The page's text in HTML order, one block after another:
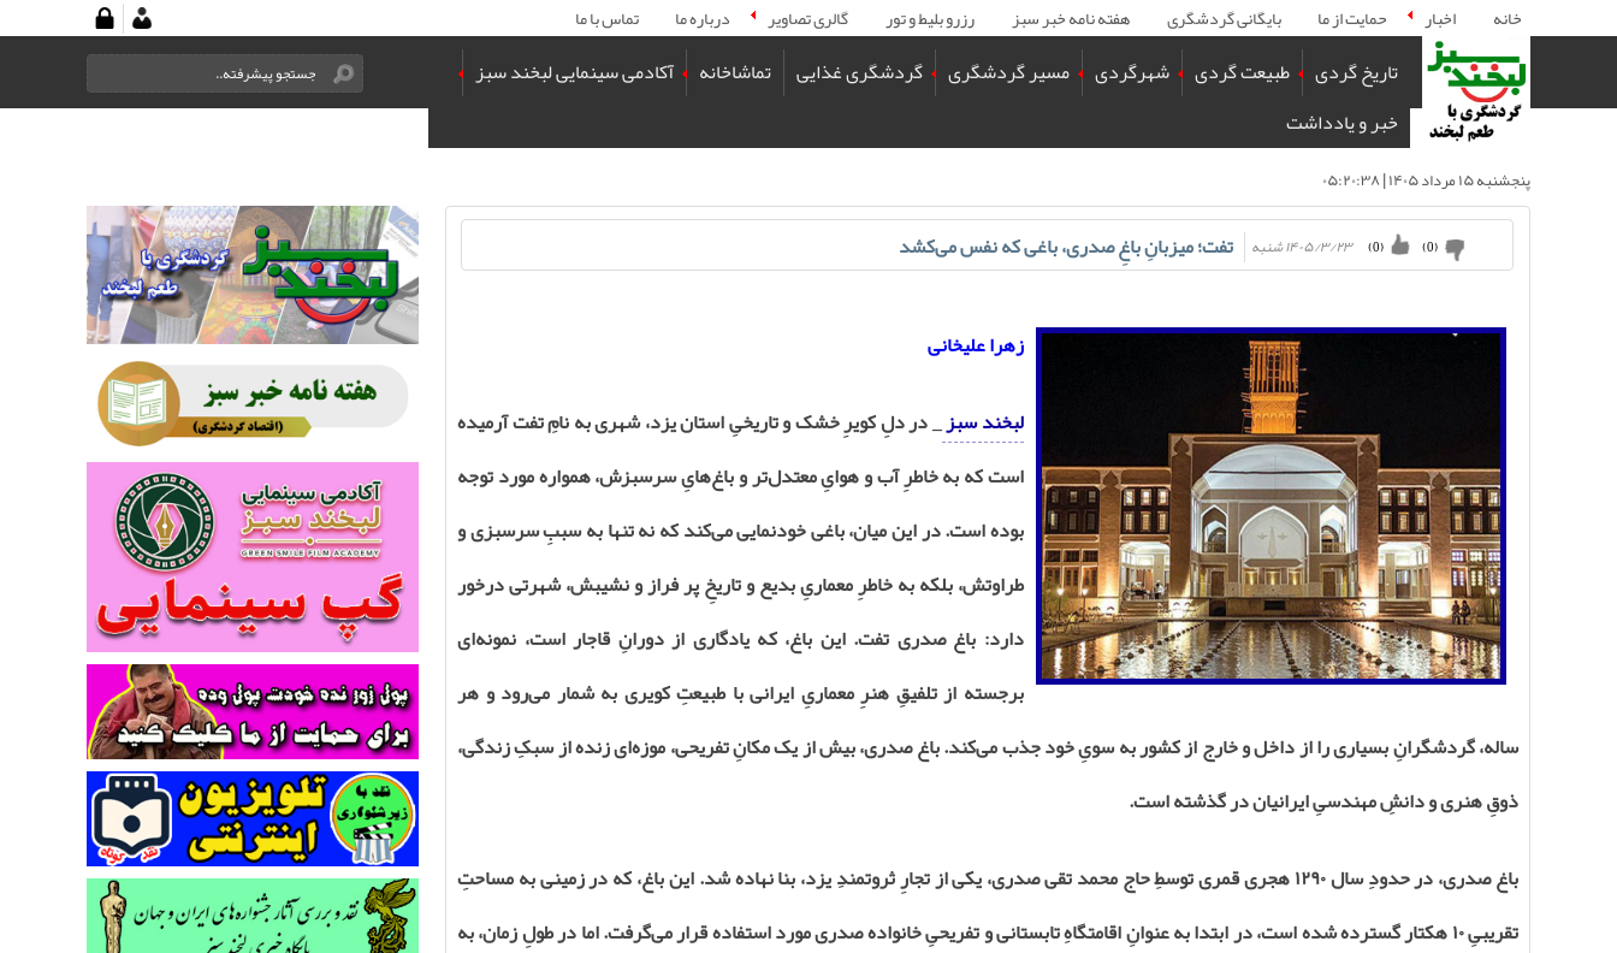
خانه اخبار حمایت از ما بایگانی گردشگری هفته نامه خبر سبز رزرو بلیط و تور گالری تصاویر درباره ما تماس با ما
تاریخ گردی طبیعت گردی شهرگردی مسیر گردشگری گردشگری غذایی تماشاخانه
آکادمی سینمایی لبخند سبز
خبر و یادداشت
پنجشنبه ۱۵ مرداد ۱۴۰۵ | ۰۵:۲۰:۳۸
۱۴۰۵/۳/۲۳ شنبه (
0
) (
0
) تفت؛ میزبانِ باغِ صدری، باغی که نفس می‌کشد
زهرا علیخانی
لبخند سبز_ در دلِ کویرِ خشک و تاریخیِ استان یزد، شهری به نامِ تفت آرمیده
است که به خاطرِ آب و هوایِ معتدل‌تر و باغ‌هایِ سرسبزش، همواره مورد توجه
بوده است. در این میان، باغی خودنمایی می‌کند که نه تنها به سببِ سرسبزی و
طراوتش، بلکه به خاطرِ معماریِ بدیع و تاریخِ پر فراز و نشیبش، شهرتی درخور
دارد: باغ صدری تفت. این باغ، که یادگاری از دورانِ قاجار است، نمونه‌ای
برجسته از تلفیقِ هنرِ معماریِ ایرانی با طبیعتِ کویری به شمار می‌رود و هر
ساله، گردشگرانِ بسیاری را از داخل و خارج از کشور به سویِ خود جذب می‌کند. باغ صدری، بیش از یک مکانِ تفریحی، موزه‌ای زنده از سبکِ زندگی،
ذوقِ هنری و دانشِ مهندسیِ ایرانیان در گذشته است.
باغ صدری، در حدودِ سال ۱۲۹۰ هجری قمری توسطِ حاج محمد تقی صدری، یکی از تجارِ ثروتمندِ یزد، بنا نهاده شد. این باغ، که در زمینی به مساحتِ
تقریبیِ ۱۰ هکتار گسترده شده است، در ابتدا به عنوانِ اقامتگاهِ تابستانی و تفریحیِ خانواده صدری مورد استفاده قرار می‌گرفت. اما در طولِ زمان، به